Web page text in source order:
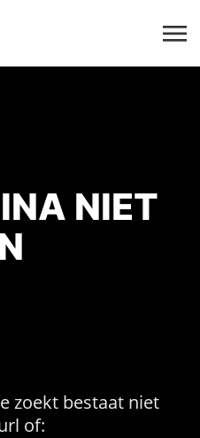
NIET
zoekt bestaat niet
of: